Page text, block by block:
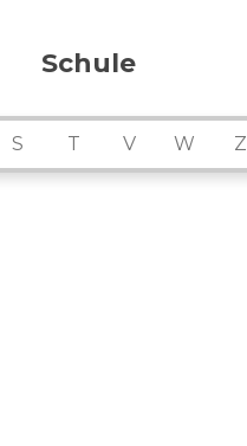
Schule
S T V W Z